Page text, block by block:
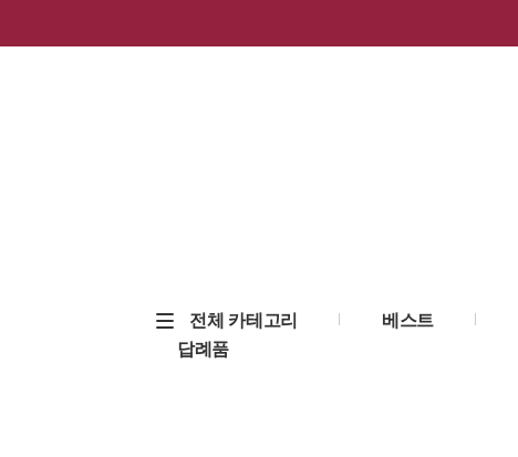
전체 카테고리 베스트
답례품